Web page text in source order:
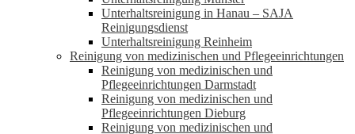
Unterhaltsreinigung in Hanau – SAJA
Reinigungsdienst
Unterhaltsreinigung Reinheim
Reinigung von medizinischen und Pflegeeinrichtungen
Reinigung von medizinischen und
Pflegeeinrichtungen Darmstadt
Reinigung von medizinischen und
Pflegeeinrichtungen Dieburg
Reinigung von medizinischen und